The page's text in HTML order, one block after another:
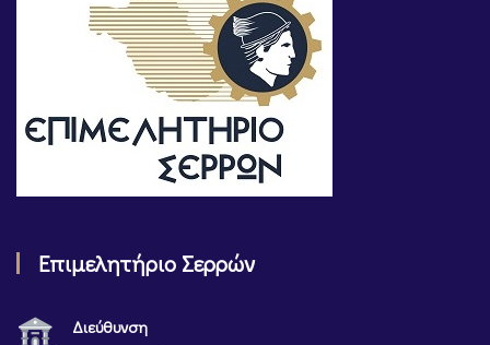
Επιμελητήριο Σερρών
Διεύθυνση